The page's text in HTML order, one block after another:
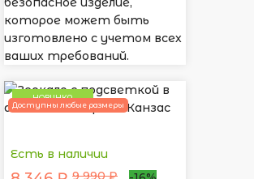
которое может быть
изготовлено с учетом всех
ваших требований.
НОВИНКА
Доступны любые размеры
Есть в наличии
9 990 ₽